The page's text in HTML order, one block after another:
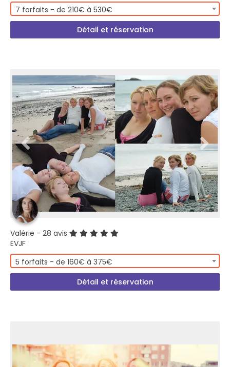
7 forfaits - de 210€ à 530€
Détail et réservation
Valérie - 28 avis
EVJF
5 forfaits - de 160€ à 375€
Détail et réservation